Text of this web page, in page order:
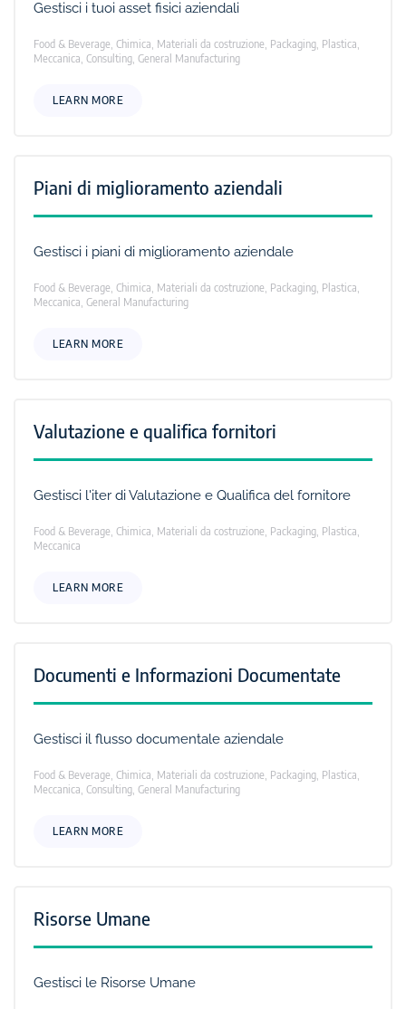
Gestisci i tuoi asset fisici aziendali
Food & Beverage, Chimica, Materiali da costruzione, Packaging, Plastica,
Meccanica, Consulting, General Manufacturing
LEARN MORE
Piani di miglioramento aziendali
Gestisci i piani di miglioramento aziendale
Food & Beverage, Chimica, Materiali da costruzione, Packaging, Plastica,
Meccanica, General Manufacturing
LEARN MORE
Valutazione e qualifica fornitori
Gestisci l'iter di Valutazione e Qualifica del fornitore
Food & Beverage, Chimica, Materiali da costruzione, Packaging, Plastica,
Meccanica
LEARN MORE
Documenti e Informazioni Documentate
Gestisci il flusso documentale aziendale
Food & Beverage, Chimica, Materiali da costruzione, Packaging, Plastica,
Meccanica, Consulting, General Manufacturing
LEARN MORE
Risorse Umane
Gestisci le Risorse Umane